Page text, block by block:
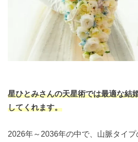
星ひとみさんの天星術では最適な結
してくれます。
2026年～2036年の中で、山脈タイ